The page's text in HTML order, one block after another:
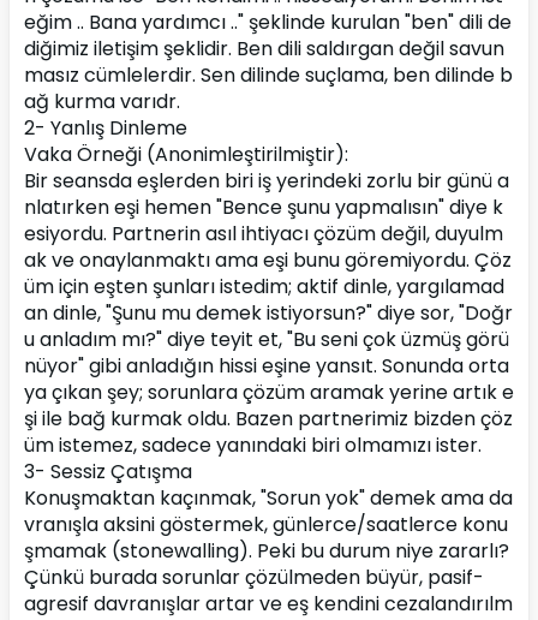
eğim .. Bana yardımcı .." şeklinde kurulan "ben" dili de
diğimiz iletişim şeklidir. Ben dili saldırgan değil savun
masız cümlelerdir. Sen dilinde suçlama, ben dilinde b
ağ kurma varıdr.
2- Yanlış Dinleme
Vaka Örneği (Anonimleştirilmiştir):
Bir seansda eşlerden biri iş yerindeki zorlu bir günü a
nlatırken eşi hemen "Bence şunu yapmalısın" diye k
esiyordu. Partnerin asıl ihtiyacı çözüm değil, duyulm
ak ve onaylanmaktı ama eşi bunu göremiyordu. Çöz
üm için eşten şunları istedim; aktif dinle, yargılamad
an dinle, "Şunu mu demek istiyorsun?" diye sor, "Doğr
u anladım mı?" diye teyit et, "Bu seni çok üzmüş görü
nüyor" gibi anladığın hissi eşine yansıt. Sonunda orta
ya çıkan şey; sorunlara çözüm aramak yerine artık e
şi ile bağ kurmak oldu. Bazen partnerimiz bizden çöz
üm istemez, sadece yanındaki biri olmamızı ister.
3- Sessiz Çatışma
Konuşmaktan kaçınmak, "Sorun yok" demek ama da
vranışla aksini göstermek, günlerce/saatlerce konu
şmamak (stonewalling). Peki bu durum niye zararlı?
Çünkü burada sorunlar çözülmeden büyür, pasif-
agresif davranışlar artar ve eş kendini cezalandırılm